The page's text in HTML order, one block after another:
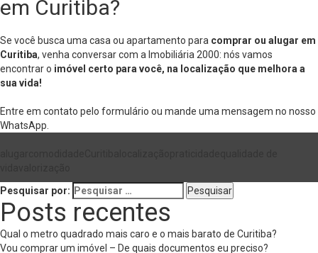
em Curitiba?
Se você busca uma casa ou apartamento para comprar ou alugar em
Curitiba, venha conversar com a Imobiliária 2000: nós vamos
encontrar o imóvel certo para você, na localização que melhora a
sua vida!
Entre em contato pelo formulário ou mande uma mensagem no nosso
WhatsApp
Pesquisar por:
Posts recentes
Qual o metro quadrado mais caro e o mais barato de Curitiba?
Vou comprar um imóvel – De quais documentos eu preciso?